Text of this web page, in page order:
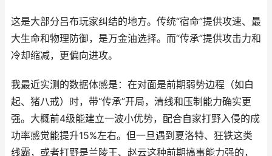
这是大部分吕布玩家纠结的地方。传统“宿命”提供攻速、最
大生命和物理防御，是万金油选择。而“传承”提供攻击力和
冷却缩减，更偏向进攻。
我最近实测的数据体感是：在对面是前期弱势边程（如白
起、猪八戒）时，带“传承”开局，清线和压制能力确实更
强。大概前4级能建立一波小优势，配合自家打野入侵的成
功率感觉能提升15%左右。但一旦遇到夏洛特、狂铁这类
线霸，或者打野是兰陵王、赵云这种前期搞事能力强的，